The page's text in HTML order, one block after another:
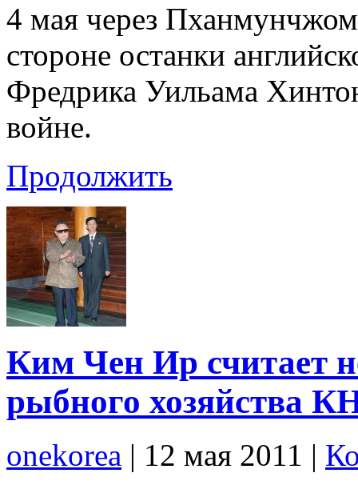
4 мая через
стороне останки
Фредрика Уильама
войне.
Продолжить
Ким Чен Ир считает
рыбного хозяйства
onekorea | 12 мая 2011 |